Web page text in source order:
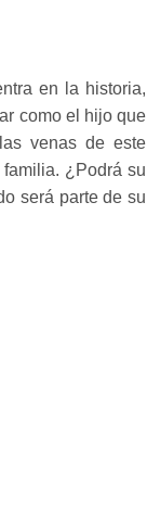
en la historia,
como el hijo que
venas de este
¿Podrá su
será parte de su